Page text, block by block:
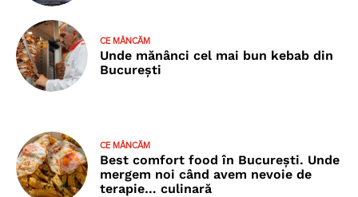
CE MÂNCĂM
Unde mănânci cel mai bun kebab din
București
CE MÂNCĂM
Best comfort food în București. Unde
mergem noi când avem nevoie de
terapie… culinară